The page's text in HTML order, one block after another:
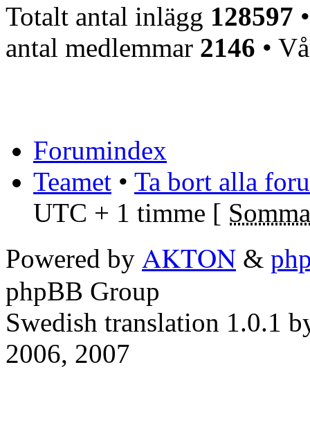
Totalt antal inlägg 128597
antal medlemmar 2146 •
Forumindex
Teamet • Ta bort alla
UTC + 1 timme [
Powered by AKTON &
phpBB Group
Swedish translation 1.0.1
2006, 2007